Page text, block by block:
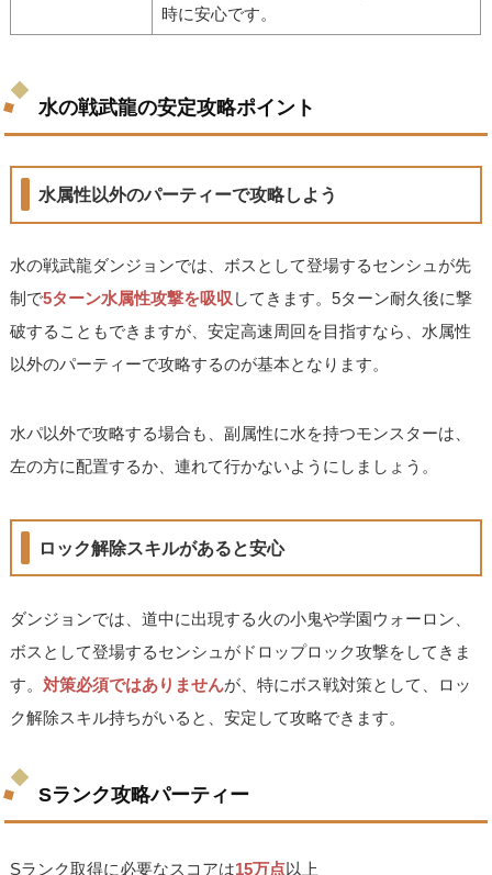
時に安心です。
水の戦武龍の安定攻略ポイント
水属性以外のパーティーで攻略しよう
水の戦武龍ダンジョンでは、ボスとして登場するセンシュが先
制で5ターン水属性攻撃を吸収 してきます。5ターン耐久後に撃
破することもできますが、安定高速周回を目指すなら、水属性
以外のパーティーで攻略するのが基本となります。
水パ以外で攻略する場合も、副属性に水を持つモンスターは、
左の方に配置するか、連れて行かないようにしましょう。
ロック解除スキルがあると安心
ダンジョンでは、道中に出現する火の小鬼や学園ウォーロン、
ボスとして登場するセンシュがドロップロック攻撃をしてきま
す。対策必須ではありませんが、特にボス戦対策として、ロッ
ク解除スキル持ちがいると、安定して攻略できます。
Sランク攻略パーティー
Sランク取得に必要なスコアは15万点以上